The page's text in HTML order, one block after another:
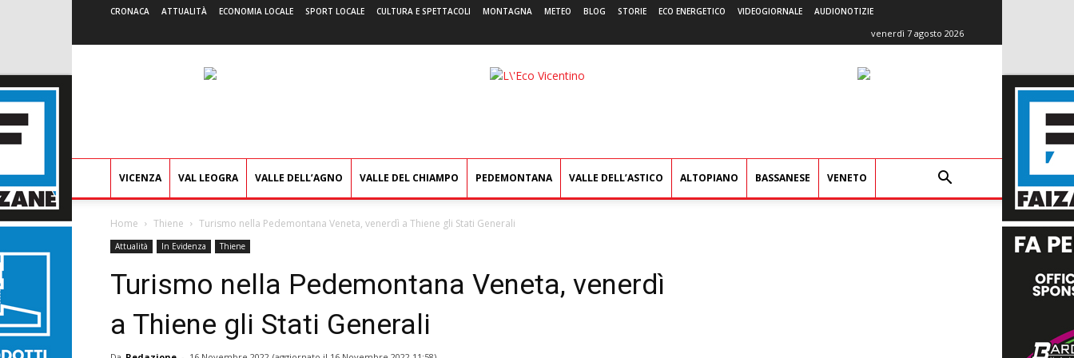
CRONACA ATTUALITÀ ECONOMIA LOCALE SPORT LOCALE CULTURA E SPETTACOLI MONTAGNA METEO BLOG STORIE ECO ENERGETICO VIDEOGIORNALE AUDIONOTIZIE
venerdì 7 agosto 2026
L'Eco
VICENZA VAL LEOGRA VALLE DELL’AGNO VALLE DEL CHIAMPO PEDEMONTANA VALLE DELL’ASTICO ALTOPIANO BASSANESE VENETO
Home Thiene Turismo nella Pedemontana Veneta, venerdì a Thiene gli Stati Generali
Attualità In Evidenza Thiene
Turismo nella Pedemontana Veneta, venerdì
a Thiene gli Stati Generali